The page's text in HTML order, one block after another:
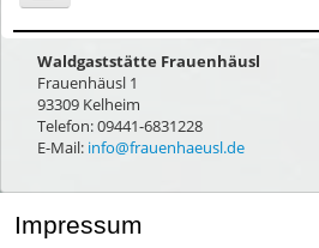
Start
Kontakt
Anfahrt
Waldgaststätte Frauenhäusl
Frauenhäusl 1
93309 Kelheim
Telefon: 09441-6831228
E-Mail: info@frauenhaeusl.de
Impressum